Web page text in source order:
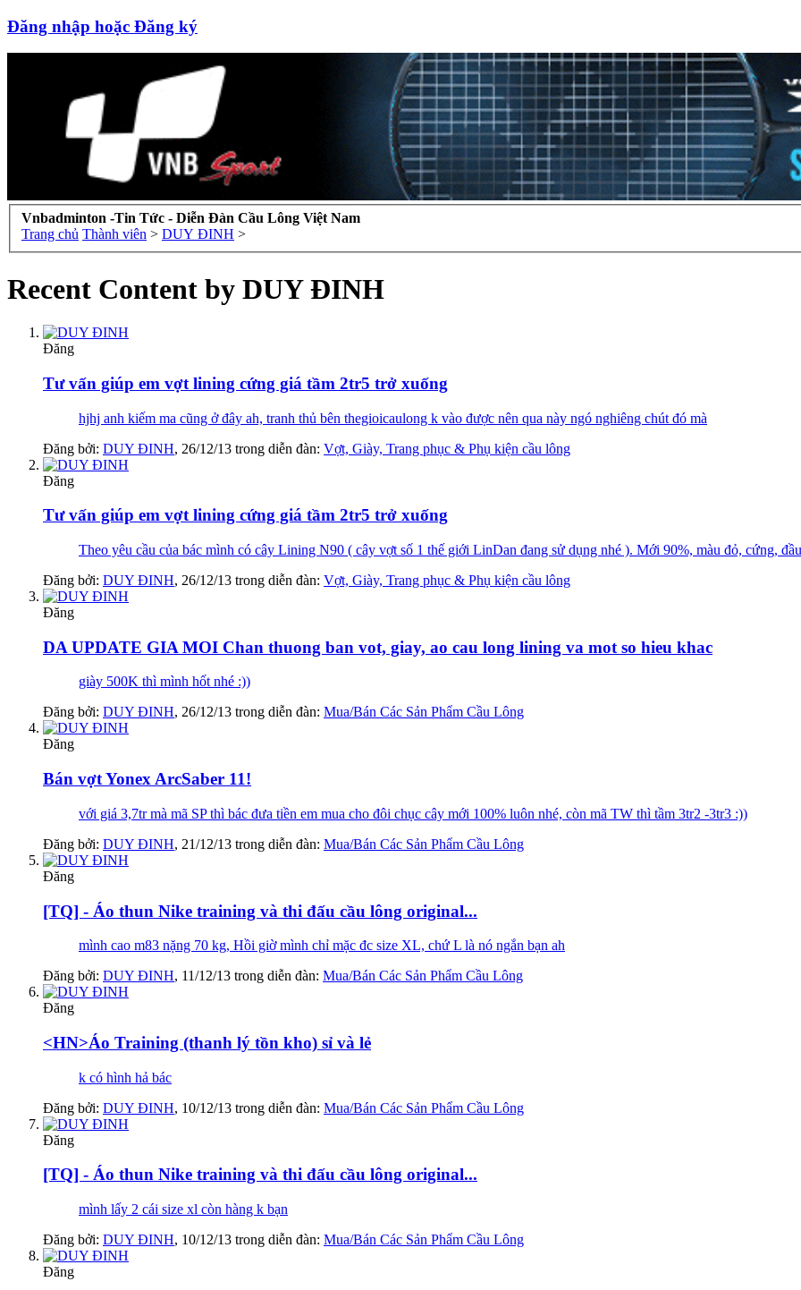
Đăng nhập hoặc Đăng ký
Vnbadminton -Tin Tức - Diễn Đàn Cầu Lông Việt Nam
Trang chủ Thành viên > DUY ĐINH >
Recent Content by DUY ĐINH
Đăng
Tư vấn giúp em vợt lining cứng giá tầm 2tr5 trở xuống
hjhj anh kiếm ma cũng ở đây ah, tranh thủ bên thegioicaulong k vào được nên qua này ngó nghiêng chút đó mà
Đăng bởi: DUY ĐINH, 26/12/13 trong diễn đàn: Vợt, Giày, Trang phục & Phụ kiện cầu lông
Đăng
Tư vấn giúp em vợt lining cứng giá tầm 2tr5 trở xuống
Theo yêu cầu của bác mình có cây Lining N90 ( cây vợt số 1 thế giới LinDan đang sử dụng nhé ). Mới 90%, màu đỏ, cứng,
Đăng bởi: DUY ĐINH, 26/12/13 trong diễn đàn: Vợt, Giày, Trang phục & Phụ kiện cầu lông
Đăng
DA UPDATE GIA MOI Chan thuong ban vot, giay, ao cau long lining va mot so hieu khac
giày 500K thì mình hốt nhé :))
Đăng bởi: DUY ĐINH, 26/12/13 trong diễn đàn: Mua/Bán Các Sản Phẩm Cầu Lông
Đăng
Bán vợt Yonex ArcSaber 11!
với giá 3,7tr mà mã SP thì bác đưa tiền em mua cho đôi chục cây mới 100% luôn nhé, còn mã TW thì tầm 3tr2 -3tr3 :))
Đăng bởi: DUY ĐINH, 21/12/13 trong diễn đàn: Mua/Bán Các Sản Phẩm Cầu Lông
Đăng
[TQ] - Áo thun Nike training và thi đấu cầu lông original...
mình cao m83 nặng 70 kg, Hồi giờ mình chỉ mặc đc size XL, chứ L là nó ngắn bạn ah
Đăng bởi: DUY ĐINH, 11/12/13 trong diễn đàn: Mua/Bán Các Sản Phẩm Cầu Lông
Đăng
<HN>Áo Training (thanh lý tồn kho) sỉ và lẻ
k có hình hả bác
Đăng bởi: DUY ĐINH, 10/12/13 trong diễn đàn: Mua/Bán Các Sản Phẩm Cầu Lông
Đăng
[TQ] - Áo thun Nike training và thi đấu cầu lông original...
mình lấy 2 cái size xl còn hàng k bạn
Đăng bởi: DUY ĐINH, 10/12/13 trong diễn đàn: Mua/Bán Các Sản Phẩm Cầu Lông
Đăng